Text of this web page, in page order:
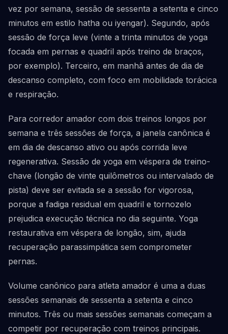
vez por semana, sessão de sessenta a setenta e cinco
minutos em estilo hatha ou iyengar). Segundo, após
sessão de força leve (vinte a trinta minutos de yoga
focada em pernas e quadril após treino de braços,
por exemplo). Terceiro, em manhã antes de dia de
descanso completo, com foco em mobilidade torácica
e respiração.
Para corredor amador com dois treinos longos por
semana e três sessões de força, a janela canônica é
em dia de descanso ativo ou após corrida leve
regenerativa. Sessão de yoga em véspera de treino-
chave (longão de vinte quilômetros ou intervalado de
pista) deve ser evitada se a sessão for vigorosa,
porque a fadiga residual em quadril e tornozelo
prejudica execução técnica no dia seguinte. Yoga
restaurativa em véspera de longão, sim, ajuda
recuperação parassimpática sem comprometer
pernas.
Volume canônico para atleta amador é uma a duas
sessões semanais de sessenta a setenta e cinco
minutos. Três ou mais sessões semanais começam a
competir por recuperação com treinos principais.